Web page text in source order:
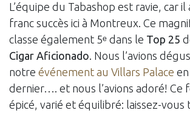
L’équipe du Tabashop est ravie, car
franc succès ici à Montreux. Ce
classe également 5ᵉ dans le Top 25
Cigar Aficionado. Nous l’avions
notre événement au Villars Palace
dernier…. et nous l’avions adoré! Ce
épicé, varié et équilibré: laissez-vous